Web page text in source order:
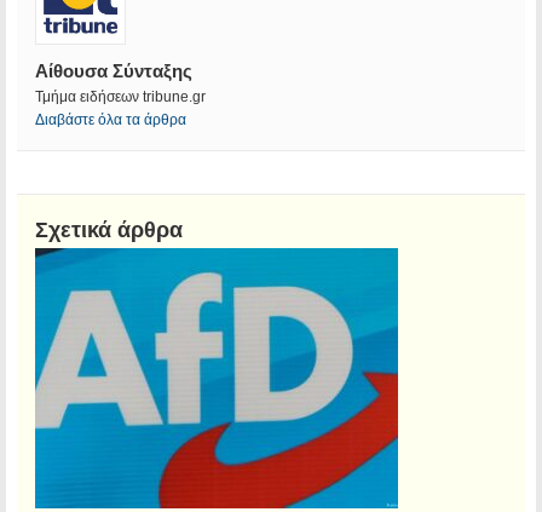
Αίθουσα Σύνταξης
Τμήμα ειδήσεων tribune.gr
Διαβάστε όλα τα άρθρα
Σχετικά άρθρα